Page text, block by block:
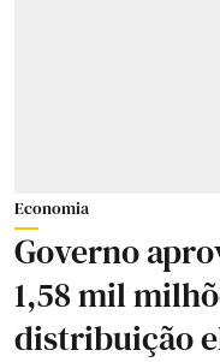
Economia
Governo
1,58 mil
distribuição